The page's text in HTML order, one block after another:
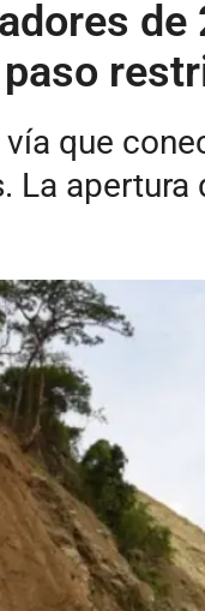
de
vía que
La